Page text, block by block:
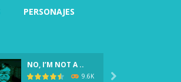
PERSONAJES
NO, I’M NOT A ..
9.6K 